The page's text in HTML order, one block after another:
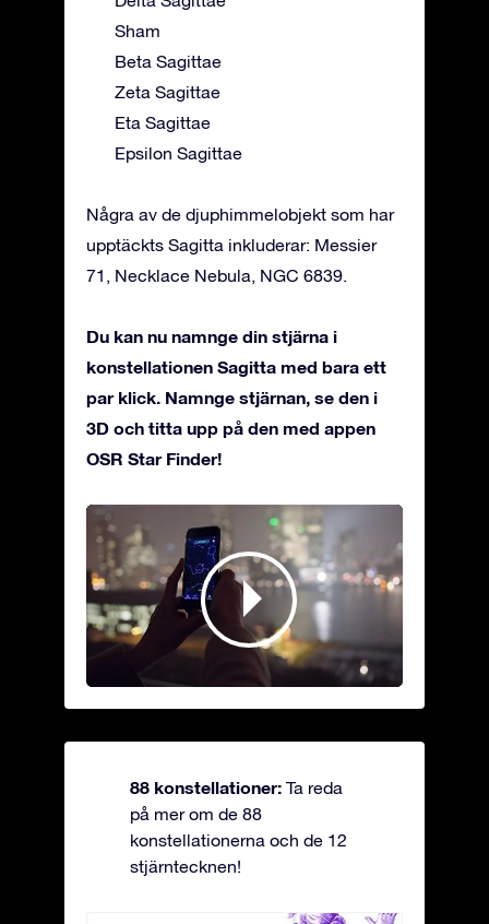
Sham
Beta Sagittae
Zeta Sagittae
Eta Sagittae
Epsilon Sagittae
Några av de djuphimmelobjekt som har
upptäckts Sagitta inkluderar: Messier
71, Necklace Nebula, NGC 6839.
Du kan nu namnge din stjärna i
konstellationen Sagitta med bara ett
par klick. Namnge stjärnan, se den i
3D och titta upp på den med appen
OSR Star Finder!
88 konstellationer: Ta reda
på mer om de 88
konstellationerna och de 12
stjärntecknen!